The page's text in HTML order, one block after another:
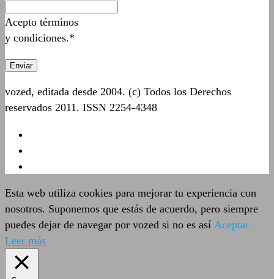
Acepto términos
y condiciones.*
vozed, editada desde 2004. (c) Todos los Derechos
reservados 2011. ISSN 2254-4348
Esta web utiliza cookies para mejorar tu experiencia con
nosotros. Suponemos que estás de acuerdo, pero siempre
puedes dejar de navegar por vozed si no es así Aceptar
Leer más